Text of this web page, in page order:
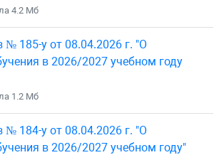
4.2 Mб
№ 185-у от 08.04.2026 г. "О
в 2026/2027 учебном году
1.2 Mб
№ 184-у от 08.04.2026 г. "О
в 2026/2027 учебном году"